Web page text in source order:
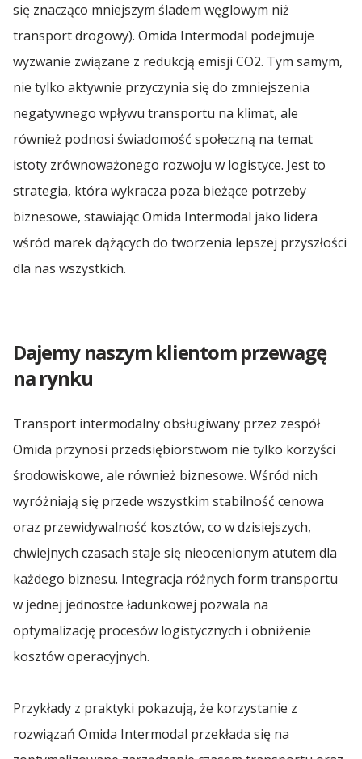
Transport Polska Turcja
Transport Polska Ukraina
Transport Polska Węgry
Transport Polska Włochy
Transport Polska – Szwajcaria | Spedycja do
Spedycja Warszawa
Spedycja Wrocław
Spedycja Września
Spedycja Wyszków
Spedycja Zielona Góra
Spedycja Żerniki
Grzegorz Lasota
Sharp Run 2023
LOTTO Superliga 2023
Yacht Club Sopot 2
Rafał Formela
Zofia Chrzan
się znacząco mniejszym śladem węglowym niż
transport drogowy). Omida Intermodal podejmuje
wyzwanie związane z redukcją emisji CO2. Tym samym,
nie tylko aktywnie przyczynia się do zmniejszenia
negatywnego wpływu transportu na klimat, ale
również podnosi świadomość społeczną na temat
istoty zrównoważonego rozwoju w logistyce. Jest to
strategia, która wykracza poza bieżące potrzeby
biznesowe, stawiając Omida Intermodal jako lidera
wśród marek dążących do tworzenia lepszej przyszłości
dla nas wszystkich.
Dajemy naszym klientom przewagę
na rynku
Transport intermodalny obsługiwany przez zespół
Omida przynosi przedsiębiorstwom nie tylko korzyści
środowiskowe, ale również biznesowe. Wśród nich
wyróżniają się przede wszystkim stabilność cenowa
oraz przewidywalność kosztów, co w dzisiejszych,
chwiejnych czasach staje się nieocenionym atutem dla
każdego biznesu. Integracja różnych form transportu
w jednej jednostce ładunkowej pozwala na
optymalizację procesów logistycznych i obniżenie
kosztów operacyjnych.
Przykłady z praktyki pokazują, że korzystanie z
rozwiązań Omida Intermodal przekłada się na